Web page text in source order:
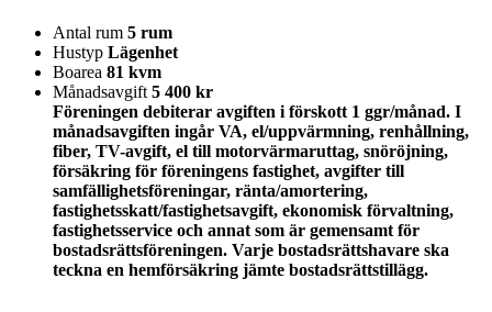
Antal rum 5 rum
Hustyp Lägenhet
Boarea 81 kvm
Månadsavgift 5 400 kr
Föreningen debiterar avgiften i förskott 1 ggr/månad. I
månadsavgiften ingår VA, el/uppvärmning, renhållning,
fiber, TV-avgift, el till motorvärmaruttag, snöröjning,
försäkring för föreningens fastighet, avgifter till
samfällighetsföreningar, ränta/amortering,
fastighetsskatt/fastighetsavgift, ekonomisk förvaltning,
fastighetsservice och annat som är gemensamt för
bostadsrättsföreningen. Varje bostadsrättshavare ska
teckna en hemförsäkring jämte bostadsrättstillägg.